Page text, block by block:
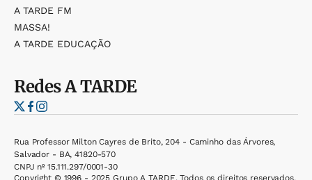
A TARDE FM
MASSA!
A TARDE EDUCAÇÃO
RedesA TARDE
Rua Professor Milton Cayres de Brito, 204 - Caminho das Árvores,
Salvador - BA, 41820-570
CNPJ nº 15.111.297/0001-30
Copyright © 1996 - 2025 Grupo A TARDE. Todos os direitos reservados.